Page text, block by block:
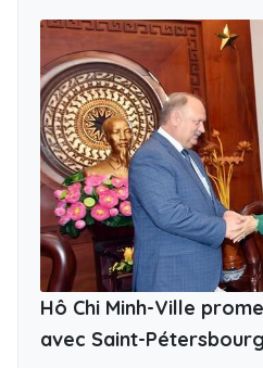
Hô Chi Minh-Ville
avec Saint-Pétersbourg